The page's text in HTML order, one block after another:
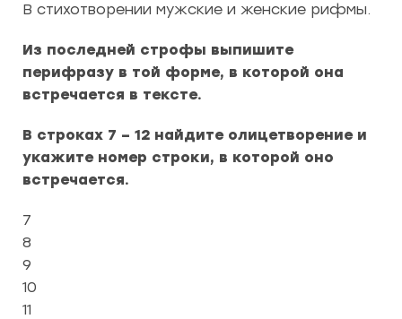
В стихотворении мужские и женские рифмы.
Из последней строфы выпишите
перифразу в той форме, в которой она
встречается в тексте.
В строках 7 – 12 найдите олицетворение и
укажите номер строки, в которой оно
встречается.
7
8
9
10
11